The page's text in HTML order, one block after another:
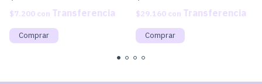
$7.200 con $29.160 con